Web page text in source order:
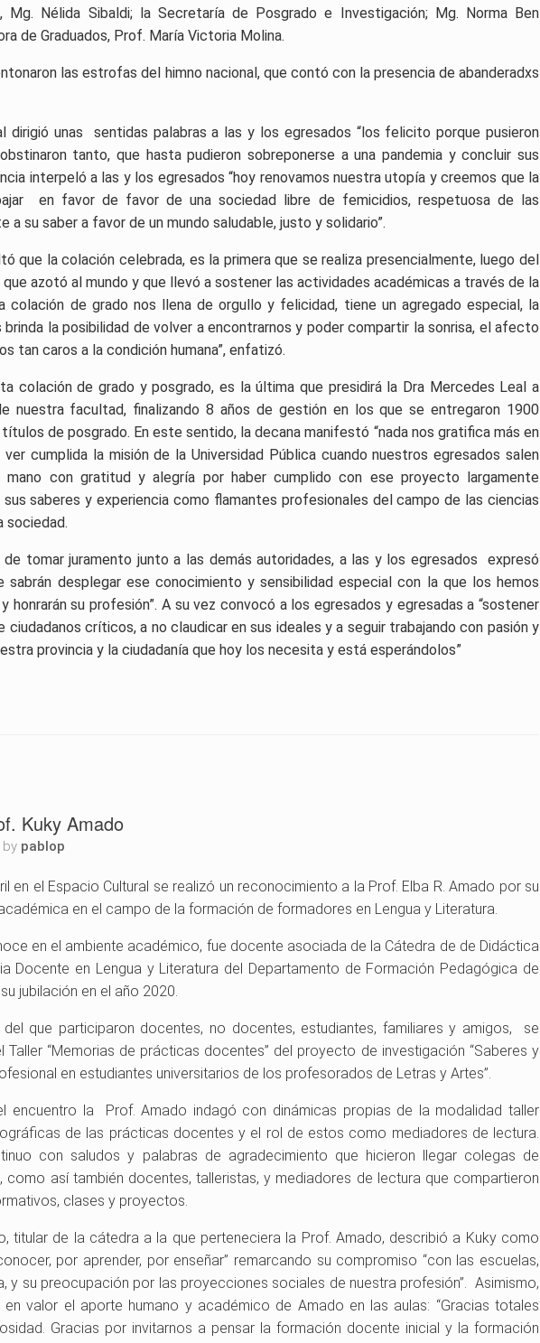
Mg. Nélida Sibaldi; la Secretaría de Posgrado e Investigación; Mg. Norma Ben
de Graduados, Prof. María Victoria Molina.
las estrofas del himno nacional, que contó con la presencia de abanderadxs
dirigió unas sentidas palabras a las y los egresados “los felicito porque pusieron
tanto, que hasta pudieron sobreponerse a una pandemia y concluir sus
interpeló a las y los egresados “hoy renovamos nuestra utopía y creemos que la
en favor de favor de una sociedad libre de femicidios, respetuosa de las
a su saber a favor de un mundo saludable, justo y solidario”.
que la colación celebrada, es la primera que se realiza presencialmente, luego del
azotó al mundo y que llevó a sostener las actividades académicas a través de la
colación de grado nos llena de orgullo y felicidad, tiene un agregado especial, la
brinda la posibilidad de volver a encontrarnos y poder compartir la sonrisa, el afecto
tan caros a la condición humana”, enfatizó.
colación de grado y posgrado, es la última que presidirá la Dra Mercedes Leal a
nuestra facultad, finalizando 8 años de gestión en los que se entregaron 1900
de posgrado. En este sentido, la decana manifestó “nada nos gratifica más en
cumplida la misión de la Universidad Pública cuando nuestros egresados salen
con gratitud y alegría por haber cumplido con ese proyecto largamente
sus saberes y experiencia como flamantes profesionales del campo de las ciencias
sociedad.
tomar juramento junto a las demás autoridades, a las y los egresados expresó
sabrán desplegar ese conocimiento y sensibilidad especial con la que los hemos
honrarán su profesión”. A su vez convocó a los egresados y egresadas a “sostener
críticos, a no claudicar en sus ideales y a seguir trabajando con pasión y
provincia y la ciudadanía que hoy los necesita y está esperándolos”
Kuky Amado
by pablop
en el Espacio Cultural se realizó un reconocimiento a la Prof. Elba R. Amado por su
en el campo de la formación de formadores en Lengua y Literatura.
en el ambiente académico, fue docente asociada de la Cátedra de de Didáctica
Docente en Lengua y Literatura del Departamento de Formación Pedagógica de
jubilación en el año 2020.
del que participaron docentes, no docentes, estudiantes, familiares y amigos, se
Taller “Memorias de prácticas docentes” del proyecto de investigación “Saberes y
en estudiantes universitarios de los profesorados de Letras y Artes”.
encuentro la Prof. Amado indagó con dinámicas propias de la modalidad taller
de las prácticas docentes y el rol de estos como mediadores de lectura.
con saludos y palabras de agradecimiento que hicieron llegar colegas de
como así también docentes, talleristas, y mediadores de lectura que compartieron
clases y proyectos.
titular de la cátedra a la que perteneciera la Prof. Amado, describió a Kuky como
por aprender, por enseñar” remarcando su compromiso “con las escuelas,
y su preocupación por las proyecciones sociales de nuestra profesión”. Asimismo,
valor el aporte humano y académico de Amado en las aulas: “Gracias totales
Gracias por invitarnos a pensar la formación docente inicial y la formación